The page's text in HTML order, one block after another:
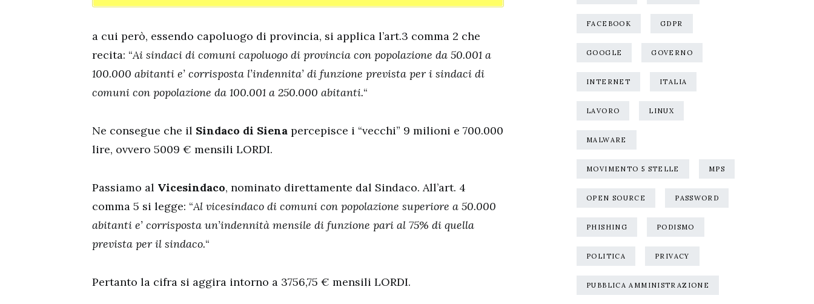
a cui però, essendo capoluogo di provincia, si applica l’art.3 comma 2 che
recita: “Ai sindaci di comuni capoluogo di provincia con popolazione da 50.001 a
100.000 abitanti e’ corrisposta l’indennita’ di funzione prevista per i sindaci di
comuni con popolazione da 100.001 a 250.000 abitanti.“
Ne consegue che il Sindaco di Siena percepisce i “vecchi” 9 milioni e 700.000
lire, ovvero 5009 € mensili LORDI.
Passiamo al Vicesindaco, nominato direttamente dal Sindaco. All’art. 4
comma 5 si legge: “Al vicesindaco di comuni con popolazione superiore a 50.000
abitanti e’ corrisposta un’indennità mensile di funzione pari al 75% di quella
prevista per il sindaco.“
Pertanto la cifra si aggira intorno a 3756,75 € mensili LORDI.
FACEBOOK GDPR
GOOGLE GOVERNO
INTERNET ITALIA
LAVORO LINUX
MALWARE
MOVIMENTO 5 STELLE MPS
OPEN SOURCE PASSWORD
PHISHING PODISMO
POLITICA PRIVACY
PUBBLICA AMMINISTRAZIONE